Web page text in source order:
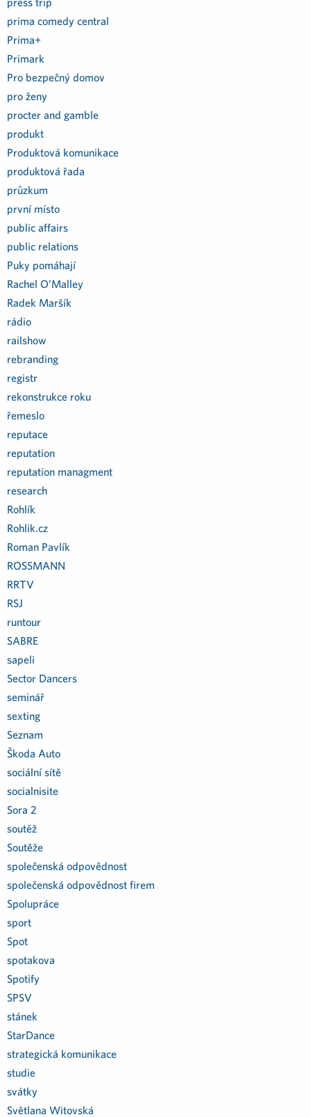
prima comedy central
Prima+
Primark
Pro bezpečný domov
pro ženy
procter and gamble
produkt
Produktová komunikace
produktová řada
průzkum
první místo
public affairs
public relations
Puky pomáhají
Rachel O’Malley
Radek Maršík
rádio
railshow
rebranding
registr
rekonstrukce roku
řemeslo
reputace
reputation
reputation managment
research
Rohlík
Rohlik.cz
Roman Pavlík
ROSSMANN
RRTV
RSJ
runtour
SABRE
sapeli
Sector Dancers
seminář
sexting
Seznam
Škoda Auto
sociální sítě
socialnisite
Sora 2
soutěž
Soutěže
společenská odpovědnost
společenská odpovědnost firem
Spolupráce
sport
Spot
spotakova
Spotify
SPSV
stánek
StarDance
strategická komunikace
studie
svátky
Světlana Witovská